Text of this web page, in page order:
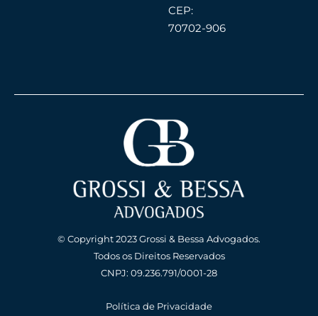
CEP:
70702-906
© Copyright 2023 Grossi & Bessa Advogados.
Todos os Direitos Reservados
CNPJ: 09.236.791/0001-28
Política de Privacidade